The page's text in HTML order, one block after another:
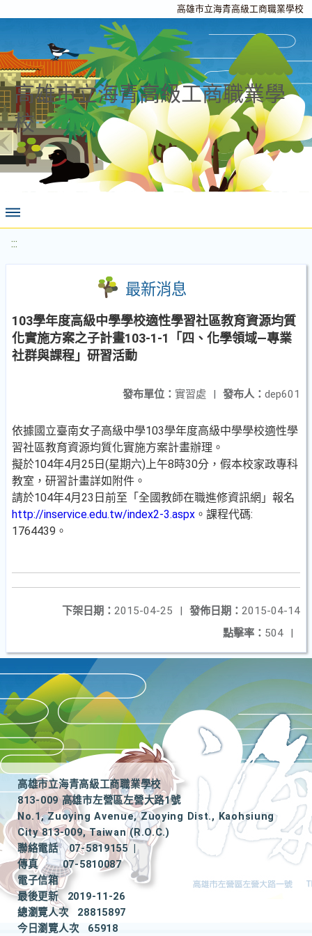
高雄市立海青高級工商職業學校
高雄市立海青高級工商職業學
校
:::
最新消息
103學年度高級中學學校適性學習社區教育資源均質
化實施方案之子計畫103-1-1「四、化學領域—專業
社群與課程」研習活動
發布人： dep601
發布單位： 實習處 |
依據國立臺南女子高級中學103學年度高級中學學校適性學
習社區教育資源均質化實施方案計畫辦理。
擬於104年4月25日(星期六)上午8時30分，假本校家政專科
教室，研習計畫詳如附件。
請於104年4月23日前至「全國教師在職進修資訊網」報名
http://inservice.edu.tw/index2-3.aspx 。課程代碼:
1764439。
發佈日期： 2015-04-14
下架日期： 2015-04-25
|
點擊率： 504 |
高雄市立海青高級工商職業學校
813-009 高雄市左營區左營大路1號
No.1, Zuoying Avenue, Zuoying Dist., Kaohsiung
City 813-009, Taiwan (R.O.C.)
聯絡電話
07-5819155
|
傳真
07-5810087
電子信箱
最後更新
2019-11-26
總瀏覽人次
28815897
今日瀏覽人次
65918